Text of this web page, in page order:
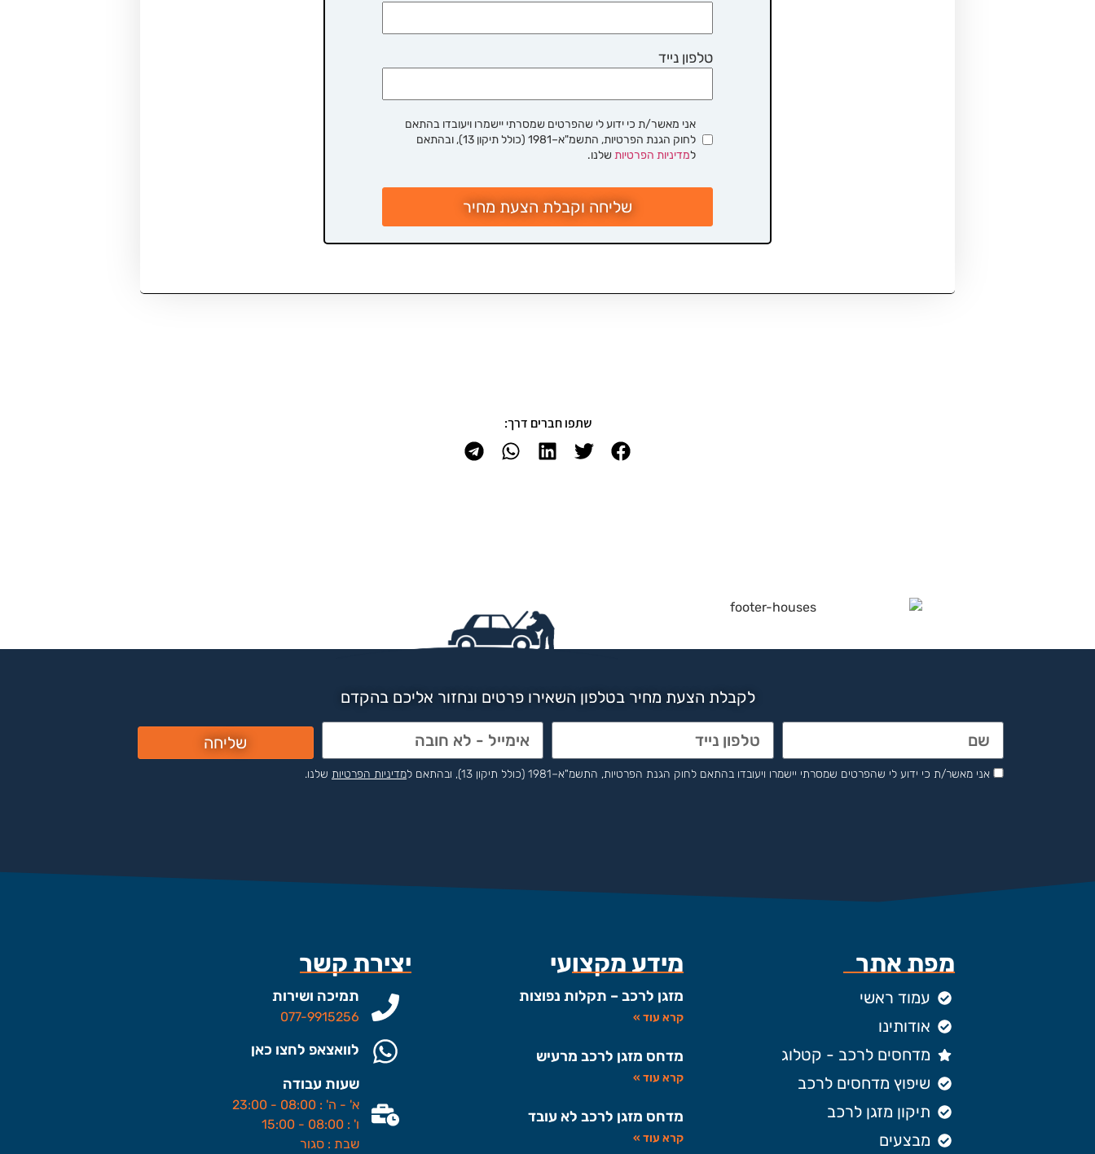
טלפון נייד
אני מאשר/ת כי ידוע לי שהפרטים שמסרתי יישמרו ויעובדו בהתאם
לחוק הגנת הפרטיות, התשמ"א–1981 (כולל תיקון 13), ובהתאם
למדיניות הפרטיות שלנו.
שליחה וקבלת הצעת מחיר
שתפו חברים דרך:
לקבלת הצעת מחיר בטלפון השאירו פרטים ונחזור אליכם בהקדם
אני מאשר/ת כי ידוע לי שהפרטים שמסרתי יישמרו ויעובדו בהתאם לחוק הגנת הפרטיות, התשמ"א–1981 (כולל תיקון 13), ובהתאם ל מדיניות הפרטיות שלנו.
שליחה
מפת אתר
עמוד ראשי
אודותינו
מדחסים לרכב - קטלוג
שיפוץ מדחסים לרכב
תיקון מזגן לרכב
מבצעים
מידע מקצועי
מזגן לרכב – תקלות נפוצות
קרא עוד »
מדחס מזגן לרכב מרעיש
קרא עוד »
מדחס מזגן לרכב לא עובד
קרא עוד »
יצירת קשר
תמיכה ושירות
077-9915256
לוואצאפ לחצו כאן
שעות עבודה
א' - ה' : 08:00 - 23:00
ו' : 08:00 - 15:00
שבת : סגור